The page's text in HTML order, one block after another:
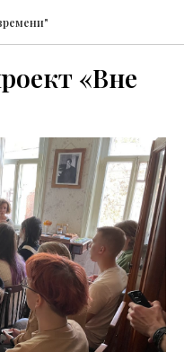
«Вне